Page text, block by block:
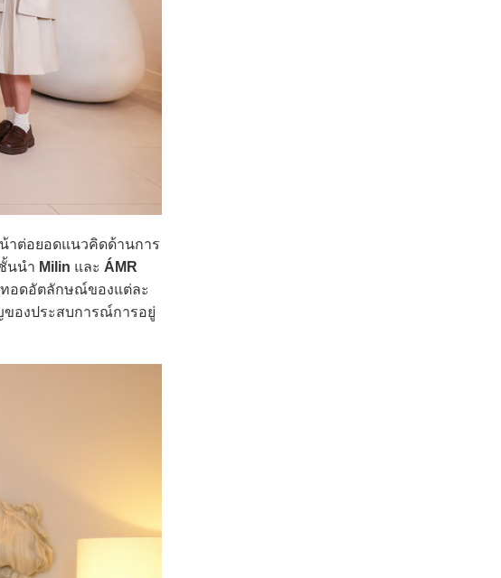
าต่อยอดแนวคิดด้านการ
นนำ Milin และ ÁMR
อดอัตลักษณ์ของแต่ละ
องประสบการณ์การอยู่